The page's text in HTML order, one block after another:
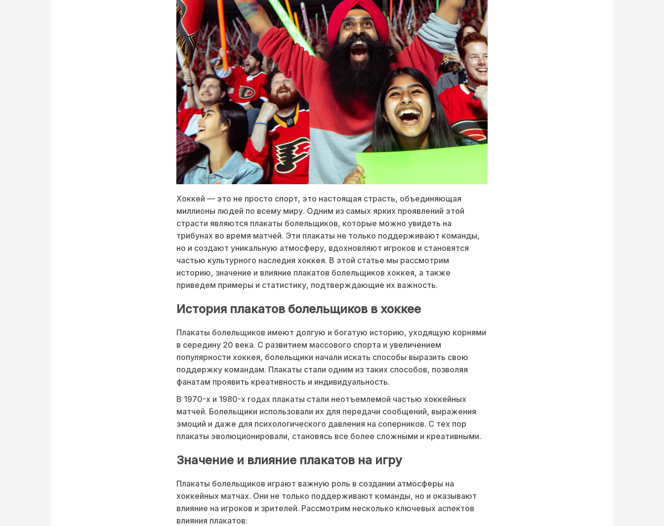
Хоккей — это не просто спорт, это настоящая страсть, объединяющая
миллионы людей по всему миру. Одним из самых ярких проявлений этой
страсти являются плакаты болельщиков, которые можно увидеть на
трибунах во время матчей. Эти плакаты не только поддерживают команды,
но и создают уникальную атмосферу, вдохновляют игроков и становятся
частью культурного наследия хоккея. В этой статье мы рассмотрим
историю, значение и влияние плакатов болельщиков хоккея, а также
приведем примеры и статистику, подтверждающие их важность.
История плакатов болельщиков в хоккее
Плакаты болельщиков имеют долгую и богатую историю, уходящую корнями
в середину 20 века. С развитием массового спорта и увеличением
популярности хоккея, болельщики начали искать способы выразить свою
поддержку командам. Плакаты стали одним из таких способов, позволяя
фанатам проявить креативность и индивидуальность.
В 1970-х и 1980-х годах плакаты стали неотъемлемой частью хоккейных
матчей. Болельщики использовали их для передачи сообщений, выражения
эмоций и даже для психологического давления на соперников. С тех пор
плакаты эволюционировали, становясь все более сложными и креативными.
Значение и влияние плакатов на игру
Плакаты болельщиков играют важную роль в создании атмосферы на
хоккейных матчах. Они не только поддерживают команды, но и оказывают
влияние на игроков и зрителей. Рассмотрим несколько ключевых аспектов
влияния плакатов: